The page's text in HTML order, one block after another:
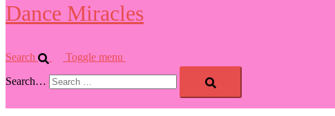
Dance Miracles
Search Toggle menu
Search…